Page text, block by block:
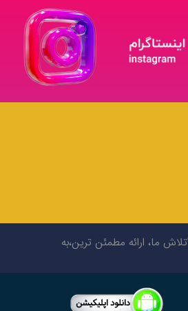
ما، ارائه مطمئن ترین،به